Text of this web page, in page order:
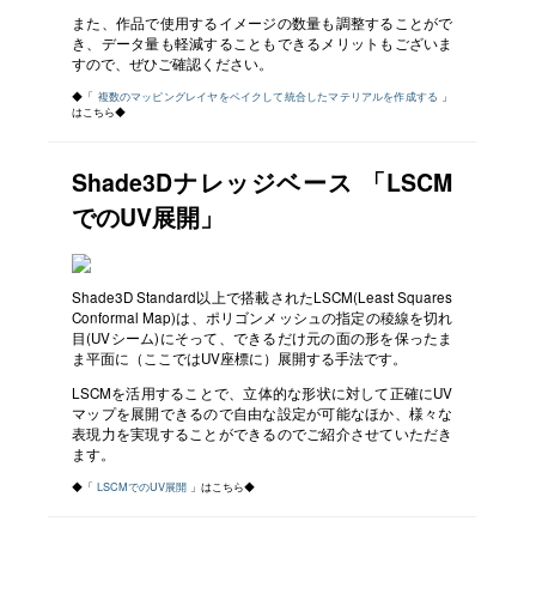
また、作品で使用するイメージの数量も調整することがで
き、データ量も軽減することもできるメリットもございま
すので、ぜひご確認ください。
◆「 複数のマッピングレイヤをベイクして統合したマテリアルを作成する 」
はこちら◆
Shade3Dナレッジベース 「LSCM
でのUV展開」
Shade3D Standard以上で搭載されたLSCM(Least Squares
Conformal Map)は、ポリゴンメッシュの指定の稜線を切れ
目(UVシーム)にそって、できるだけ元の面の形を保ったま
ま平面に（ここではUV座標に）展開する手法です。
LSCMを活用することで、立体的な形状に対して正確にUV
マップを展開できるので自由な設定が可能なほか、様々な
表現力を実現することができるのでご紹介させていただき
ます。
◆「 LSCMでのUV展開 」はこちら◆